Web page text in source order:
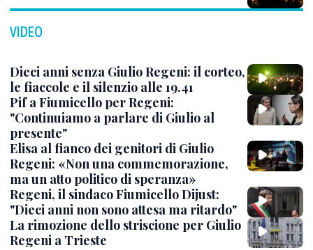
VIDEO
Dieci anni senza Giulio Regeni: il corteo,
le fiaccole e il silenzio alle 19.41
Pif a Fiumicello per Regeni:
"Continuiamo a parlare di Giulio al
presente"
Elisa al fianco dei genitori di Giulio
Regeni: «Non una commemorazione,
ma un atto politico di speranza»
Regeni, il sindaco Fiumicello Dijust:
"Dieci anni non sono attesa ma ritardo"
La rimozione dello striscione per Giulio
Regeni a Trieste